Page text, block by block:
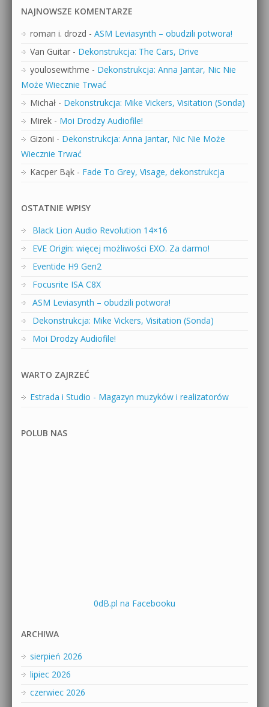
NAJNOWSZE KOMENTARZE
roman i. drozd - ASM Leviasynth – obudzili potwora!
Van Guitar - Dekonstrukcja: The Cars, Drive
youlosewithme - Dekonstrukcja: Anna Jantar, Nic Nie
Może Wiecznie Trwać
Michał - Dekonstrukcja: Mike Vickers, Visitation (Sonda)
Mirek - Moi Drodzy Audiofile!
Gizoni - Dekonstrukcja: Anna Jantar, Nic Nie Może
Wiecznie Trwać
Kacper Bąk - Fade To Grey, Visage, dekonstrukcja
OSTATNIE WPISY
Black Lion Audio Revolution 14×16
EVE Origin: więcej możliwości EXO. Za darmo!
Eventide H9 Gen2
Focusrite ISA C8X
ASM Leviasynth – obudzili potwora!
Dekonstrukcja: Mike Vickers, Visitation (Sonda)
Moi Drodzy Audiofile!
WARTO ZAJRZEĆ
Estrada i Studio - Magazyn muzyków i realizatorów
POLUB NAS
0dB.pl na Facebooku
ARCHIWA
sierpień 2026
lipiec 2026
czerwiec 2026